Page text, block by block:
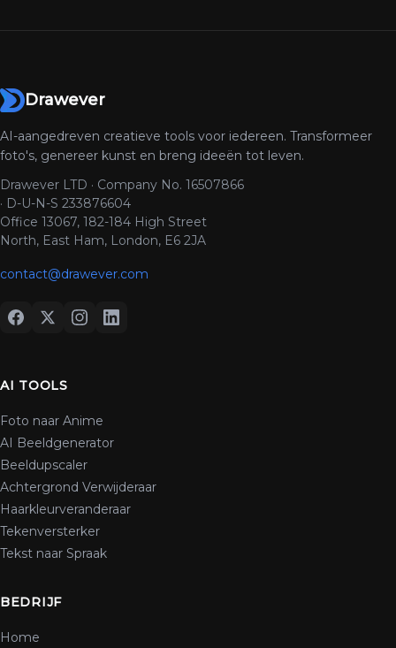
Drawever
AI-aangedreven creatieve tools voor iedereen. Transformeer
foto's, genereer kunst en breng ideeën tot leven.
Drawever LTD · Company No. 16507866
· D-U-N-S 233876604
Office 13067, 182-184 High Street
North, East Ham, London, E6 2JA
contact@drawever.com
AI TOOLS
Foto naar Anime
AI Beeldgenerator
Beeldupscaler
Achtergrond Verwijderaar
Haarkleurveranderaar
Tekenversterker
Tekst naar Spraak
BEDRIJF
Home